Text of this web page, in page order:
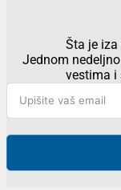
Šta je
Jednom
vestima i